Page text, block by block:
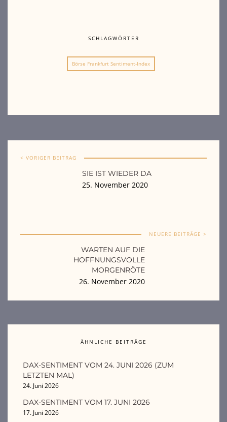
SCHLAGWÖRTER
Börse Frankfurt Sentiment-Index
< VORIGER BEITRAG
SIE IST WIEDER DA
25. November 2020
NEUERE BEITRÄGE >
WARTEN AUF DIE
HOFFNUNGSVOLLE
MORGENRÖTE
26. November 2020
ÄHNLICHE BEITRÄGE
DAX-SENTIMENT VOM 24. JUNI 2026 (ZUM
LETZTEN MAL)
24. Juni 2026
DAX-SENTIMENT VOM 17. JUNI 2026
17. Juni 2026